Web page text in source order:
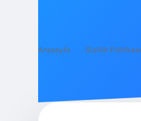
Anasayfa Gizlilik Politikası